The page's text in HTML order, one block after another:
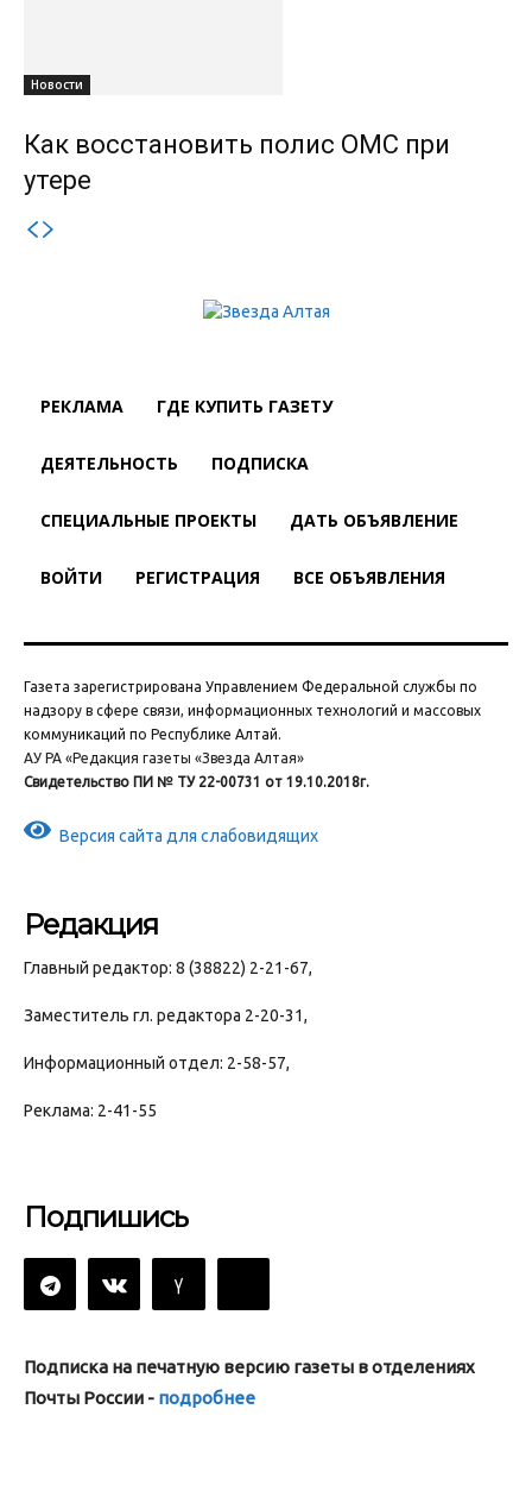
Новости
Как восстановить полис ОМС при
утере
РЕКЛАМА ГДЕ КУПИТЬ ГАЗЕТУ
ДЕЯТЕЛЬНОСТЬ ПОДПИСКА
СПЕЦИАЛЬНЫЕ ПРОЕКТЫ ДАТЬ ОБЪЯВЛЕНИЕ
ВОЙТИ РЕГИСТРАЦИЯ ВСЕ ОБЪЯВЛЕНИЯ
Газета зарегистрирована Управлением Федеральной службы по
надзору в сфере связи, информационных технологий и массовых
коммуникаций по Республике Алтай.
АУ РА «Редакция газеты «Звезда Алтая»
Свидетельство ПИ № ТУ 22-00731 от 19.10.2018г.
Версия сайта для слабовидящих
Редакция
Главный редактор: 8 (38822) 2-21-67,
Заместитель гл. редактора 2-20-31,
Информационный отдел: 2-58-57,
Реклама: 2-41-55
Подпишись
Подписка на печатную версию газеты в отделениях
Почты России - подробнее